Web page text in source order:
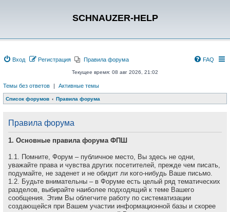
SCHNAUZER-HELP
Вход Регистрация Правила форума FAQ
Текущее время: 08 авг 2026, 21:02
Темы без ответов | Активные темы
Список форумов Правила форума
Правила форума
1. Основные правила форума ФПШ
1.1. Помните, Форум – публичное место, Вы здесь не одни,
уважайте права и чувства других посетителей, прежде чем писать,
подумайте, не заденет и не обидит ли кого-нибудь Ваше письмо.
1.2. Будьте внимательны – в Форуме есть целый ряд тематических
разделов, выбирайте наиболее подходящий к теме Вашего
сообщения. Этим Вы облегчите работу по систематизации
создающейся при Вашем участии информационной базы и скорее